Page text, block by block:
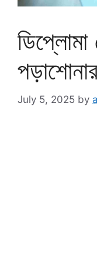
ডিপ্লোমা
July 5, 2025 by